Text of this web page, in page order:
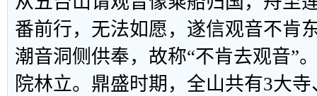
番前行，无法如愿，遂信观音不肯
潮音洞侧供奉，故称“不肯去观音”
院林立。鼎盛时期，全山共有3大